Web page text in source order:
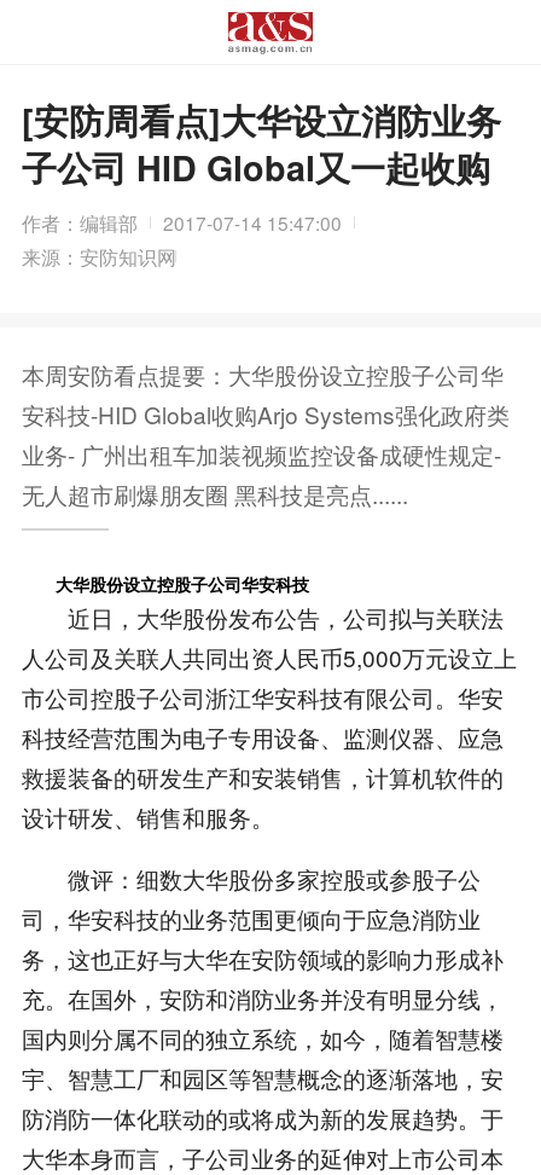
[安防周看点]大华设立消防业务
子公司 HID Global又一起收购
作者：编辑部
2017-07-14 15:47:00
来源：安防知识网
本周安防看点提要：大华股份设立控股子公司华
安科技-HID Global收购Arjo Systems强化政府类
业务- 广州出租车加装视频监控设备成硬性规定-
无人超市刷爆朋友圈 黑科技是亮点......
大华股份设立控股子公司华安科技
近日，大华股份发布公告，公司拟与关联法
人公司及关联人共同出资人民币5,000万元设立上
市公司控股子公司浙江华安科技有限公司。华安
科技经营范围为电子专用设备、监测仪器、应急
救援装备的研发生产和安装销售，计算机软件的
设计研发、销售和服务。
微评：细数大华股份多家控股或参股子公
司，华安科技的业务范围更倾向于应急消防业
务，这也正好与大华在安防领域的影响力形成补
充。在国外，安防和消防业务并没有明显分线，
国内则分属不同的独立系统，如今，随着智慧楼
宇、智慧工厂和园区等智慧概念的逐渐落地，安
防消防一体化联动的或将成为新的发展趋势。于
大华本身而言，子公司业务的延伸对上市公司本